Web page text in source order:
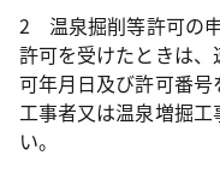
2 温泉掘削等許可の
許可を受けたときは
可年月日及び許可番
工事者又は温泉増掘
い。